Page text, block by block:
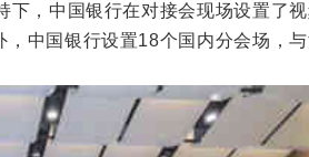
下，中国银行在对接会现场设置了
中国银行设置18个国内分会场，